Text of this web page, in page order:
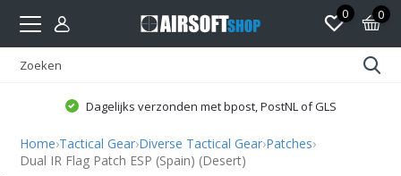
0 0
Dagelijks verzonden met bpost, PostNL of GLS
Home›Tactical Gear›Diverse Tactical Gear›Patches›
Dual IR Flag Patch ESP (Spain) (Desert)